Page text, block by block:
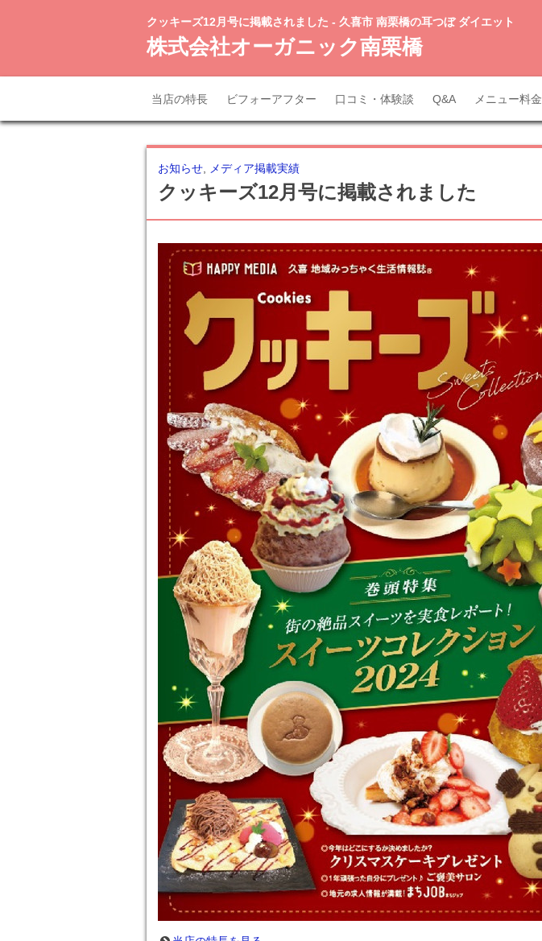
クッキーズ12月号に掲載されました - 久喜市 南栗橋の耳つぼ ダイエット
株式会社オーガニック南栗橋
当店の特長 ビフォーアフター 口コミ・体験談 Q&A メニュー料金
お知らせ メディア掲載実績
クッキーズ12月号に掲載されました